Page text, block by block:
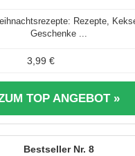
Rezepte,
Geschenke ...
3,99 €
TOP ANGEBOT »
8